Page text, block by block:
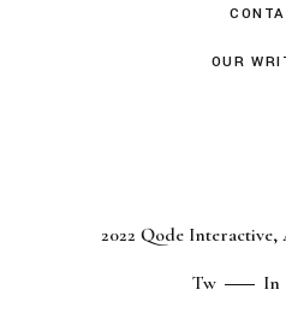
OUR
2022 Qode Interactive,
Tw
In